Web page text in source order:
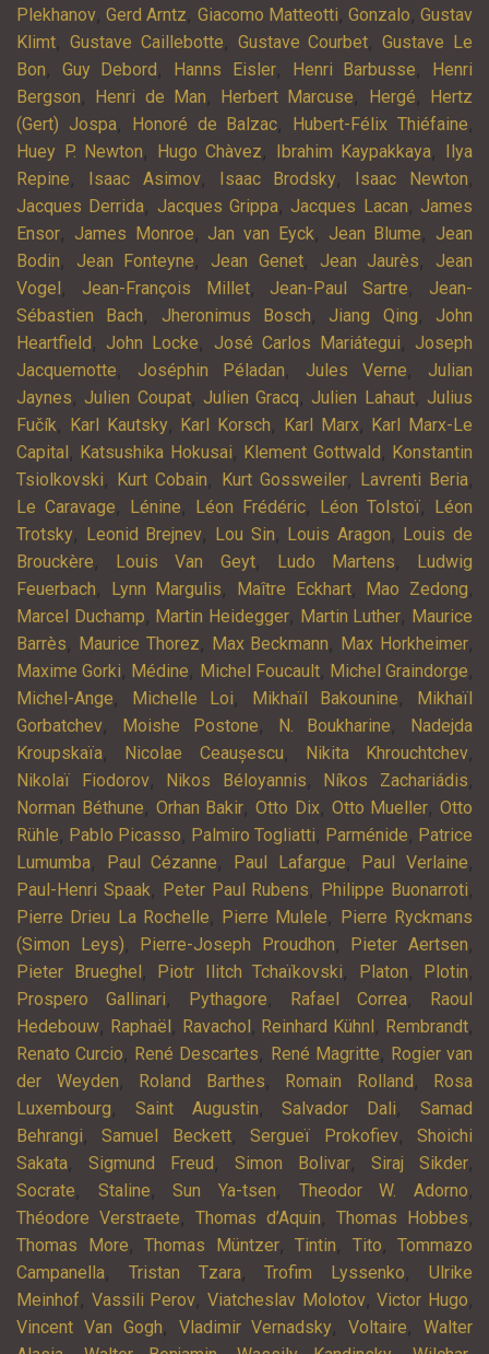
Plekhanov,Gerd Arntz, Giacomo Matteotti, Gonzalo,Gustav
Klimt, Gustave Caillebotte, Gustave Courbet,Gustave Le
Bon, Guy Debord , Hanns Eisler, Henri Barbusse,
Henri
Bergson, Henri de Man, Herbert Marcuse, Hergé,
Hertz
(Gert) Jospa, Honoré de Balzac, Hubert-Félix Thiéfaine,
Huey P. Newton, Hugo Chàvez, Ibrahim Kaypakkaya,
Ilya
Repine, Isaac Asimov, Isaac Brodsky, Isaac Newton,
Jacques Derrida, Jacques Grippa, Jacques Lacan, James
Ensor, James Monroe, Jan van Eyck, Jean Blume, Jean
Bodin, Jean Fonteyne, Jean Genet, Jean Jaurès, Jean
Vogel , Jean-François Millet, Jean-Paul Sartre, Jean-
Sébastien Bach, Jheronimus Bosch, Jiang Qing, John
Heartfield , John Locke, José Carlos Mariátegui, Joseph
Jacquemotte, Joséphin Péladan, Jules Verne, Julian
Jaynes, Julien Coupat, Julien Gracq, Julien Lahaut, Julius
Fučík, Karl Kautsky, Karl Korsch, Karl Marx, Karl Marx-Le
Capital , Katsushika Hokusai, Klement Gottwald , Konstantin
Tsiolkovski, Kurt Cobain, Kurt Gossweiler, Lavrenti Beria,
Le Caravage, Lénine, Léon Frédéric, Léon Tolstoï,
Léon
Trotsky, Leonid Brejnev, Lou Sin, Louis Aragon, Louis de
Brouckère, Louis Van Geyt, Ludo Martens,
Ludwig
Feuerbach, Lynn Margulis, Maître Eckhart, Mao Zedong,
Marcel Duchamp, Martin Heidegger, Martin Luther, Maurice
Barrès, Maurice Thorez, Max Beckmann, Max Horkheimer,
Maxime Gorki, Médine, Michel Foucault, Michel Graindorge,
Michel-Ange, Michelle Loi, Mikhaïl Bakounine,
Mikhaïl
Gorbatchev, Moishe Postone, N. Boukharine,
Nadejda
Kroupskaïa, Nicolae Ceaușescu, Nikita Khrouchtchev,
Nikolaï Fiodorov, Nikos Béloyannis, Níkos Zachariádis,
Norman Béthune, Orhan Bakir, Otto Dix, Otto Mueller, Otto
Rühle, Pablo Picasso, Palmiro Togliatti, Parménide, Patrice
Lumumba, Paul Cézanne, Paul Lafargue, Paul Verlaine,
Paul-Henri Spaak, Peter Paul Rubens, Philippe Buonarroti,
Pierre Drieu La Rochelle, Pierre Mulele,
Pierre Ryckmans
(Simon Leys), Pierre-Joseph Proudhon, Pieter Aertsen,
Pieter Brueghel , Piotr Ilitch Tchaïkovski, Platon, Plotin,
Prospero Gallinari, Pythagore, Rafael Correa,
Raoul
Hedebouw, Raphaël , Ravachol , Reinhard Kühnl , Rembrandt,
Renato Curcio, René Descartes, René Magritte, Rogier van
der Weyden, Roland Barthes, Romain Rolland ,
Rosa
Luxembourg, Saint Augustin,Salvador Dali,Samad
Behrangi,Samuel Beckett,Sergueï Prokofiev,Shoichi
Sakata, Sigmund Freud , Simon Bolivar, Siraj Sikder,
Socrate, Staline,Sun Ya-tsen, Theodor W. Adorno,
Théodore Verstraete, Thomas d’Aquin, Thomas Hobbes,
Thomas More, Thomas Müntzer, Tintin, Tito, Tommazo
Campanella, Tristan Tzara,Trofim Lyssenko,Ulrike
Meinhof, Vassili Perov,Viatcheslav Molotov,Victor Hugo,
Vincent Van Gogh, Vladimir Vernadsky,Voltaire,Walter